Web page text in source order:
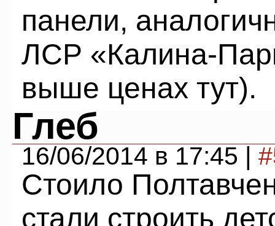
панели,
ЛСР «Калина-
выше ценах тут).
Глеб
16/06/2014 в 17:45 |
Стоило
стали строить